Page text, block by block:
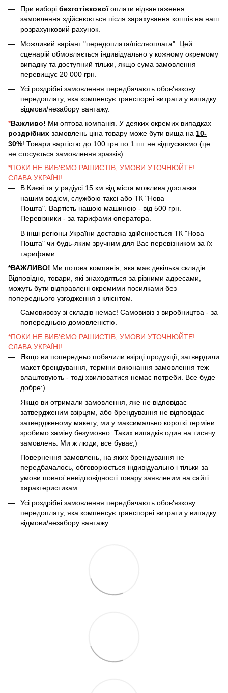
При виборі безготівковоїоплати відвантаження
замовлення здійснюється після зарахування коштів на наш
розрахунковий рахунок.
Можливий варіант "передоплата/післяоплата". Цей
сценарій обмовляється індивідуально у кожному окремому
випадку та доступний тільки, якщо сума замовлення
перевищує 20 000 грн.
Усі роздрібні замовлення передбачають обов'язкову
передоплату, яка компенсує транспорні витрати у випадку
відмови/незабору вантажу.
*Важливо! Ми оптова компанія. У деяких окремих випадках
роздрібних замовлень ціна товару може бути вища на 10-
30%! Товари вартістю до 100 грн по 1 шт не відпускаємо (це
не стосується замовлення зразків).
*ПОКИ НЕ ВИБ'ЄМО РАШИСТІВ, УМОВИ УТОЧНЮЙТЕ!
СЛАВА УКРАЇНІ!
В Києві та у радіусі 15 км від міста можлива доставка
нашим водієм, службою таксі або ТК "Нова
Пошта". Вартість нашою машиною - від 500 грн.
Перевізники - за тарифами оператора.
В інші регіоны України доставка здійснюється ТК "Нова
Пошта" чи будь-яким зручним для Вас перевізником за їх
тарифами.
*ВАЖЛИВО! Ми потова компанія, яка має декілька складів.
Відповідно, товари, які знаходяться за різними адресами,
можуть бути відправлені окремими посилками без
попереднього узгодження з клієнтом.
Самовивозу зі складів немає! Самовивіз з виробництва - за
попередньою домовленістю.
*ПОКИ НЕ ВИБ'ЄМО РАШИСТІВ, УМОВИ УТОЧНЮЙТЕ!
СЛАВА УКРАЇНІ!
Якщо ви попередньо побачили взірці продукції, затвердили
макет брендування, терміни виконання замовлення теж
влаштовують - тоді хвилюватися немає потреби. Все буде
добре:)
Якщо ви отримали замовлення, яке не відповідає
затвердженим взірцям, або брендування не відповідає
затвердженому макету, ми у максимально короткі терміни
зробимо заміну безумовно. Таких випадків один на тисячу
замовлень. Ми ж люди, все буває;)
Повернення замовлень, на яких брендування не
передбачалось, обговорюється індивідуально і тільки за
умови повної невідповідності товару заявленим на сайті
характеристикам.
Усі роздрібні замовлення передбачають обов'язкову
передоплату, яка компенсує транспорні витрати у випадку
відмови/незабору вантажу.